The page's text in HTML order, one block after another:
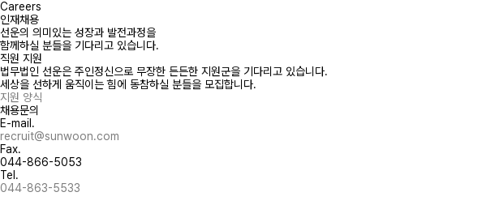
Careers
인재채용
선운의 의미있는 성장과 발전과정을
함께하실 분들을 기다리고 있습니다.
직원 지원
법무법인 선운은 주인정신으로 무장한 든든한 지원군을 기다리고 있습니다.
세상을 선하게 움직이는 힘에 동참하실 분들을 모집합니다.
지원 양식
채용문의
E-mail.
recruit@sunwoon.com
Fax.
044-866-5053
Tel.
044-863-5533